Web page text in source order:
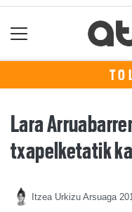
Lara
txapelketatik
Itzea Urkizu Arsuaga